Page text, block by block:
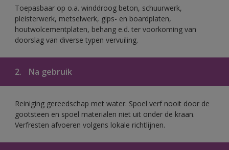
Toepasbaar op o.a. winddroog beton, schuurwerk,
pleisterwerk, metselwerk, gips- en boardplaten,
houtwolcementplaten, behang e.d. ter voorkoming van
doorslag van diverse typen vervuiling.
2. Na gebruik
Reiniging gereedschap met water. Spoel verf nooit door de
gootsteen en spoel materialen niet uit onder de kraan.
Verfresten afvoeren volgens lokale richtlijnen.